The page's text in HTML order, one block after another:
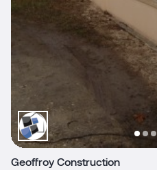
Geoffroy Construction